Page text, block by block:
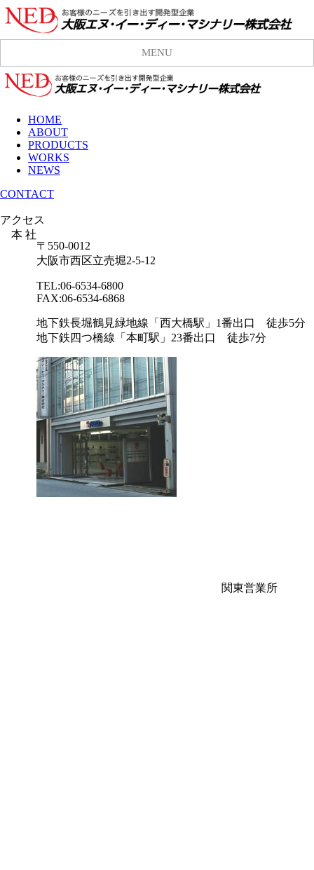
MENU
HOME
ABOUT
PRODUCTS
WORKS
NEWS
CONTACT
アクセス
本 社
〒550-0012
大阪市西区立売堀2-5-12
TEL:06-6534-6800
FAX:06-6534-6868
地下鉄長堀鶴見緑地線「西大橋駅」1番出口 徒歩5分
地下鉄四つ橋線「本町駅」23番出口 徒歩7分
関東営業所